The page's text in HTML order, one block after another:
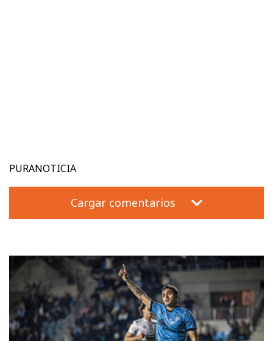
PURANOTICIA
Cargar comentarios